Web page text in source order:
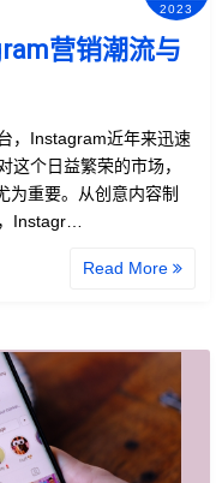
2023
营销潮流与
，Instagram近年来迅速
这个日益繁荣的市场，
为重要。从创意内容制
Instagr…
Read More